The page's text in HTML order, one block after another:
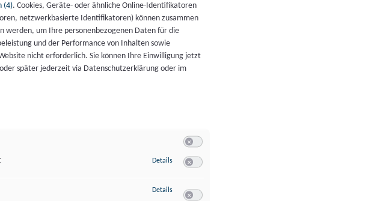
(4). Cookies, Geräte- oder ähnliche Online-Identifikatoren
netzwerkbasierte Identifikatoren) können zusammen
werden, um Ihre personenbezogenen Daten für die
und der Performance von Inhalten sowie
nicht erforderlich. Sie können Ihre Einwilligung jetzt
später jederzeit via Datenschutzerklärung oder im
Details zu Speichern von oder Zugriff auf Informationen auf einem Endgerät
Details zu Verwendung reduzierter Daten zur Auswahl von Werbeanzeigen